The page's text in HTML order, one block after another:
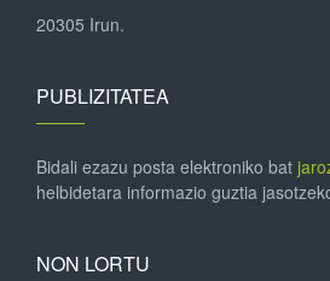
20305 Irun.
PUBLIZITATEA
Bidali ezazu posta elektroniko bat
helbidetara informazio guztia
NON LORTU